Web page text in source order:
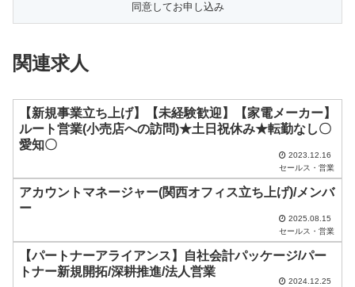
フ
ー
は
の
ま
に
し
関連求人
【新規事業立ち上げ】【未経験歓迎】【家電メーカー】
ルート営業(小売店への訪問)★土日祝休み★転勤なし〇
愛知〇
2023.12.16
セールス・営業
アカウントマネージャー(関西オフィス立ち上げ)/メンバ
ー
2025.08.15
セールス・営業
【パートナーアライアンス】自社会計パッケージ/パー
トナー新規開拓/深耕推進/法人営業
2024.12.25